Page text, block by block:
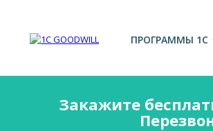
ПРОГРАММЫ 1С
Закажите